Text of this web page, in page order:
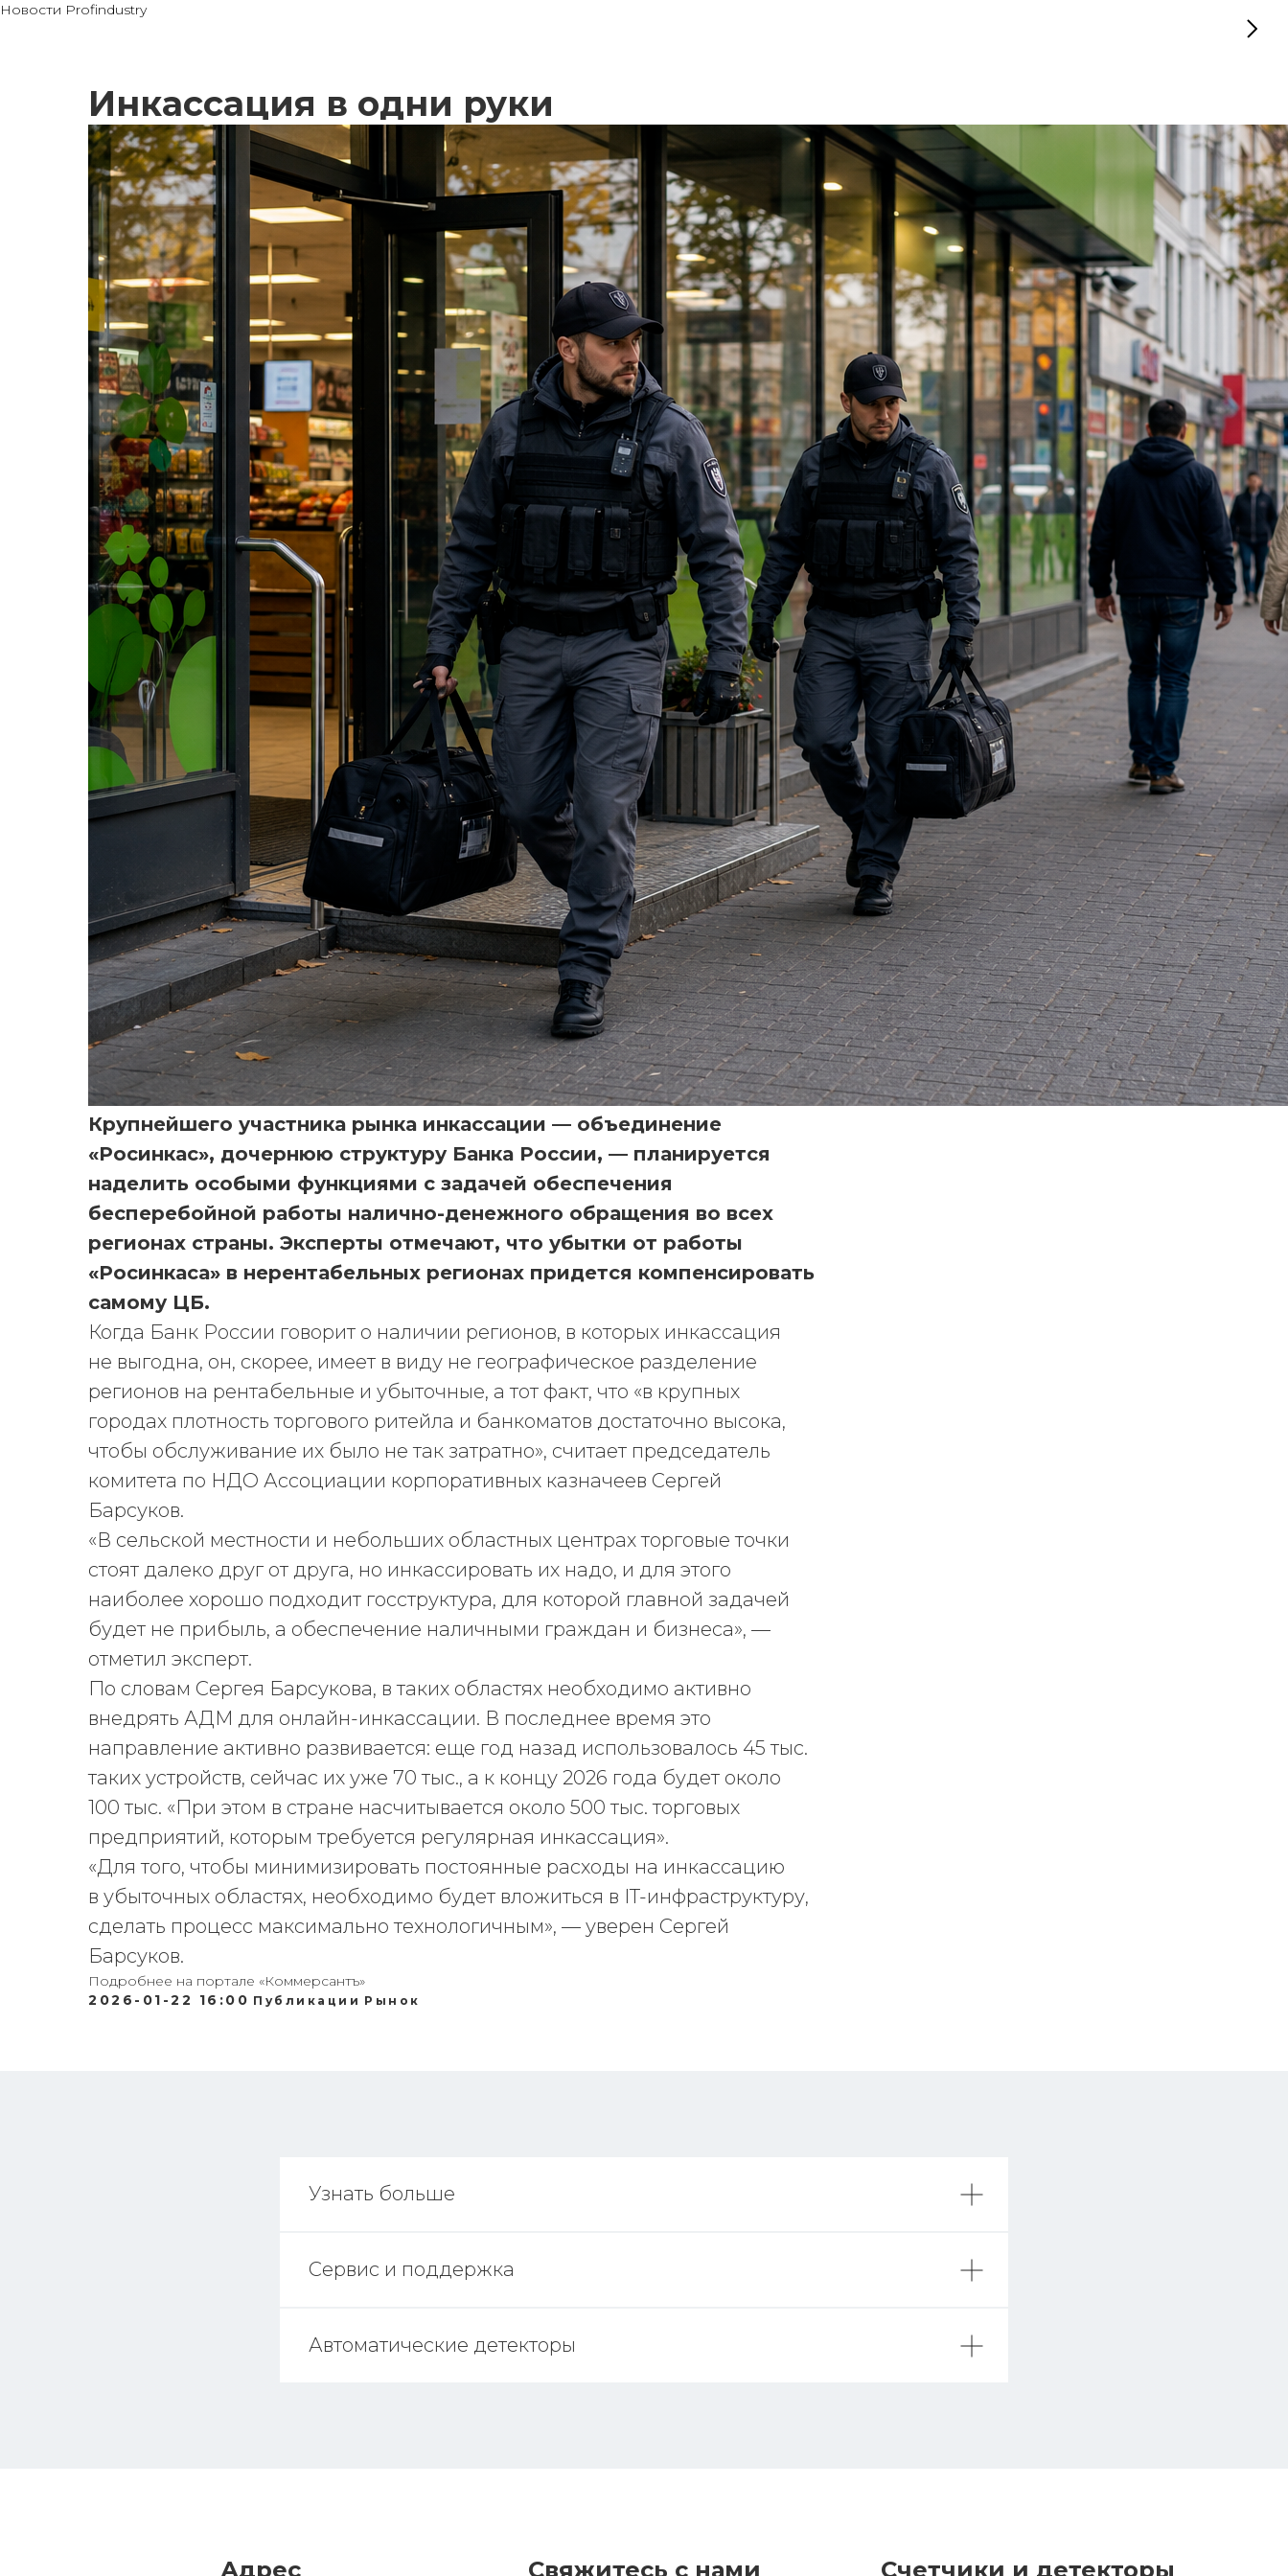
Новости Profindustry
Инкассация в одни руки
Крупнейшего участника рынка инкассации — объединение
«Росинкас», дочернюю структуру Банка России, — планируется
наделить особыми функциями с задачей обеспечения
бесперебойной работы налично-денежного обращения во всех
регионах страны. Эксперты отмечают, что убытки от работы
«Росинкаса» в нерентабельных регионах придется компенсировать
самому ЦБ.
Когда Банк России говорит о наличии регионов, в которых инкассация
не выгодна, он, скорее, имеет в виду не географическое разделение
регионов на рентабельные и убыточные, а тот факт, что «в крупных
городах плотность торгового ритейла и банкоматов достаточно высока,
чтобы обслуживание их было не так затратно», считает председатель
комитета по НДО Ассоциации корпоративных казначеев Сергей
Барсуков.
«В сельской местности и небольших областных центрах торговые точки
стоят далеко друг от друга, но инкассировать их надо, и для этого
наиболее хорошо подходит госструктура, для которой главной задачей
будет не прибыль, а обеспечение наличными граждан и бизнеса», —
отметил эксперт.
По словам Сергея Барсукова, в таких областях необходимо активно
внедрять АДМ для онлайн-инкассации. В последнее время это
направление активно развивается: еще год назад использовалось 45 тыс.
таких устройств, сейчас их уже 70 тыс., а к концу 2026 года будет около
100 тыс. «При этом в стране насчитывается около 500 тыс. торговых
предприятий, которым требуется регулярная инкассация».
«Для того, чтобы минимизировать постоянные расходы на инкассацию
в убыточных областях, необходимо будет вложиться в IT-инфраструктуру,
сделать процесс максимально технологичным», — уверен Сергей
Барсуков.
Подробнее на портале «Коммерсантъ»
2026-01-22 16:00 Публикации Рынок
Узнать больше
Сервис и поддержка
Автоматические детекторы
Адрес Свяжитесь с нами Счетчики и детекторы